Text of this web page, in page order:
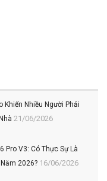
Khiến Nhiều Người Phải
21/06/2026
Pro V3: Có Thực Sự Là
2026? 16/06/2026